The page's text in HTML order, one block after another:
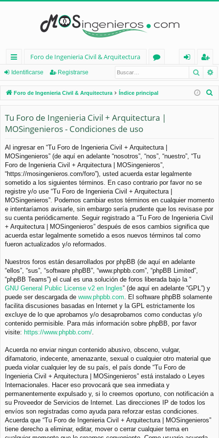
nl
ac
es
rá
pi
d
os
Foro de Ingenieria Civil & Arquitectura
os
nt
ifi
eg
ist
ra
Identificarse Registrarse
Foro de Ingenieria Civil & Arquitectura Índice principal
Tu Foro de Ingenieria Civil + Arquitectura |
MOSingenieros - Condiciones de uso
Al ingresar en “Tu Foro de Ingenieria Civil + Arquitectura |
MOSingenieros” (de aquí en adelante “nosotros”, “nos”, “nuestro”, “Tu
Foro de Ingenieria Civil + Arquitectura | MOSingenieros”,
“https://mosingenieros.com/foro”), usted acuerda estar legalmente
sometido a los siguientes términos. En caso contrario por favor no se
registre y/o use “Tu Foro de Ingenieria Civil + Arquitectura |
MOSingenieros”. Podemos cambiar estos términos en cualquier momento
e intentaríamos avisarle, sin embargo sería prudente que los revisase por
su cuenta periódicamente. Seguir registrado a “Tu Foro de Ingenieria Civil
+ Arquitectura | MOSingenieros” después de esos cambios significa que
acuerda estar legalmente sometido a esos nuevos términos tal como
fueron actualizados y/o reformados.
Nuestros foros están desarrollados por phpBB (de aquí en adelante
“ellos”, “sus”, “software phpBB”, “www.phpbb.com”, “phpBB Limited”,
“phpBB Teams”) el cual es una solución de foros liberada bajo la “
GNU General Public License v2 en Ingles” (de aquí en adelante “GPL”) y
puede ser descargada de www.phpbb.com . El software phpBB solamente
facilita discusiones basadas en Internet y la GPL estrictamente los
excluye de lo que aprobamos y/o desaprobamos como conductas y/o
contenido permisible. Para más información sobre phpBB, por favor
visite: https://www.phpbb.com/
Acuerda no enviar ningun contenido abusivo, obsceno, vulgar,
difamatorio, indecente, amenazante, sexual o cualquier otro material que
pueda violar cualquier ley de su país, el país donde “Tu Foro de
Ingenieria Civil + Arquitectura | MOSingenieros” está instalado o Leyes
Internacionales. Hacer eso provocará que sea inmediata y
permanentemente expulsado y, si lo creemos oportuno, con notificación a
su Proveedor de Servicios de Internet. Las direcciones IP de todos los
envíos son registradas como ayuda para reforzar estas condiciones.
Acuerda que “Tu Foro de Ingenieria Civil + Arquitectura | MOSingenieros”
tiene derecho a eliminar, editar, mover o cerrar cualquier tema en